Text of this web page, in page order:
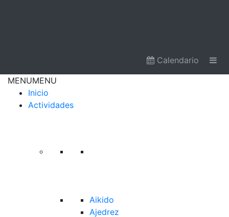
Calendario
MENUMENU
Inicio
Actividades
Aikido
Ajedrez